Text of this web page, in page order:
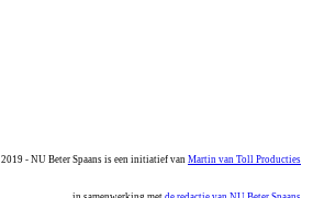
2019 - NU Beter Spaans is een initiatief van Martin van Toll Producties